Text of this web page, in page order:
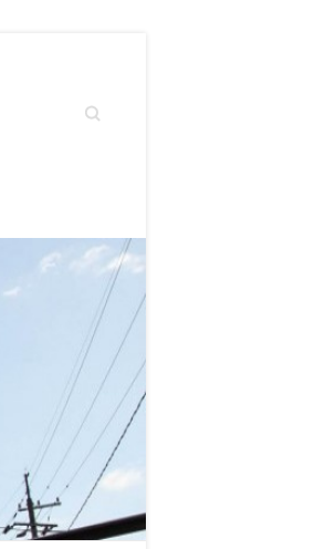
Search